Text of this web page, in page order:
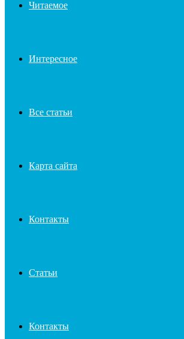
Читаемое
Интересное
Все статьи
Карта сайта
Контакты
Статьи
Контакты